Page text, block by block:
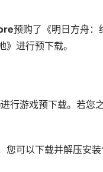
预购了《明日方舟
进行预下载。
进行游戏预下载。若您
可以下载并解压安装